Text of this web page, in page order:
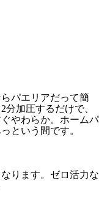
パエリアだって簡
加圧するだけで、
やわらか。ホームパ
という間です。
ります。ゼロ活力な